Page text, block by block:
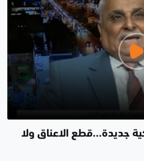
جديدة...قطع الاعناق ولا